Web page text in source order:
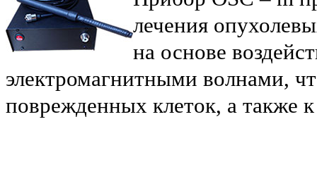
лечения
на основе
электромагнитными волнами,
поврежденных клеток, а также